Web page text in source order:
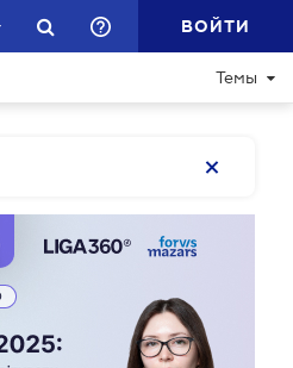
ВОЙТИ
Темы